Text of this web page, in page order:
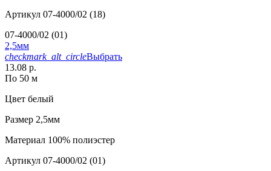
Артикул 07-4000/02 (18)
07-4000/02 (01)
2,5мм
checkmark_alt_circleВыбрать
13.08 р.
По 50 м
Цвет белый
Размер 2,5мм
Материал 100% полиэстер
Артикул 07-4000/02 (01)